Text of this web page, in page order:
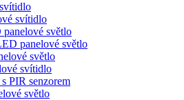
svítidlo
světlo
panelové světlo
světlo
svítidlo
PIR senzorem
světlo